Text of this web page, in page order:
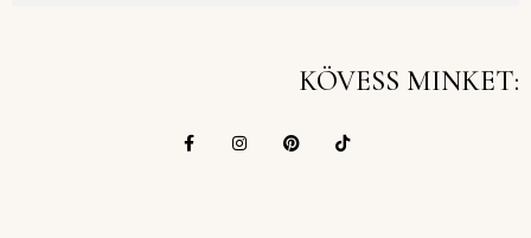
KÖVESS MINKET: